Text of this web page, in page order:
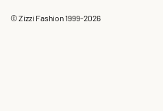
© Zizzi Fashion 1999-2026